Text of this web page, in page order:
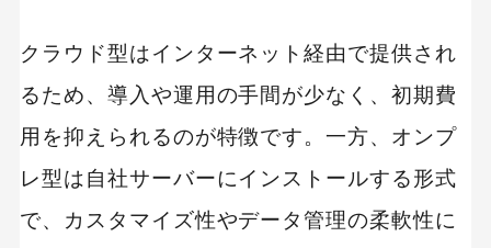
クラウド型はインターネット経由で提供され
るため、導入や運用の手間が少なく、初期費
用を抑えられるのが特徴です。一方、オンプ
レ型は自社サーバーにインストールする形式
で、カスタマイズ性やデータ管理の柔軟性に